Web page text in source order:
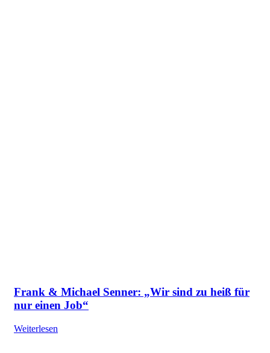
Frank & Michael Senner: „Wir sind zu heiß für
nur einen Job“
Weiterlesen